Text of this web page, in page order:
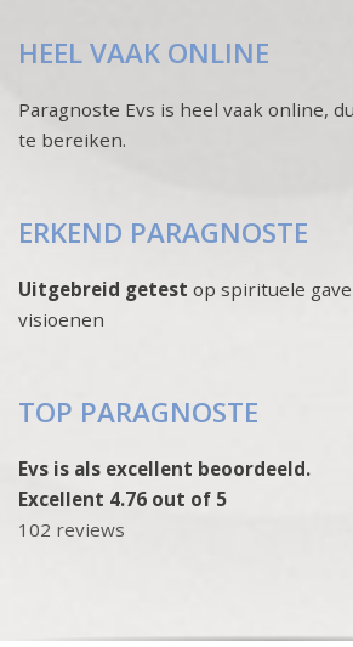
HEEL VAAK ONLINE
Paragnoste Evs is heel vaak online,
te bereiken.
ERKEND PARAGNOSTE
Uitgebreid getest op spirituele
visioenen
TOP PARAGNOSTE
Evs is als excellent beoordeeld.
Excellent 4.76 out of 5
102 reviews